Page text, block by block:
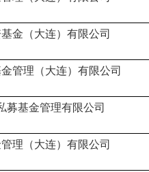
金（大连）有限公司
管理（大连）有限公司
募基金管理有限公司
理（大连）有限公司